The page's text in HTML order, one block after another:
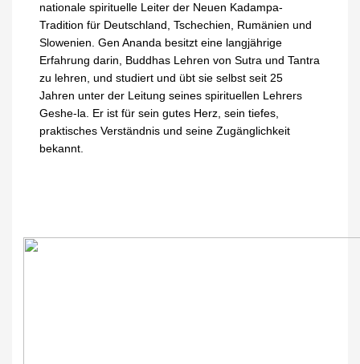
nationale spirituelle Leiter der Neuen Kadampa-
Tradition für Deutschland, Tschechien, Rumänien und
Slowenien. Gen Ananda besitzt eine langjährige
Erfahrung darin, Buddhas Lehren von Sutra und Tantra
zu lehren, und studiert und übt sie selbst seit 25
Jahren unter der Leitung seines spirituellen Lehrers
Geshe-la. Er ist für sein gutes Herz, sein tiefes,
praktisches Verständnis und seine Zugänglichkeit
bekannt.